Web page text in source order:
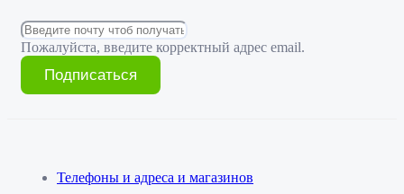
Пожалуйста, введите корректный адрес email.
Подписаться
Телефоны и адреса и магазинов